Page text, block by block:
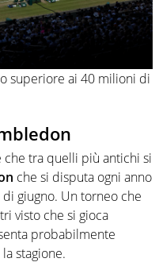
superiore ai 40 milioni di
che tra quelli più antichi si
che si disputa ogni anno
giugno. Un torneo che
visto che si gioca
probabilmente
stagione.